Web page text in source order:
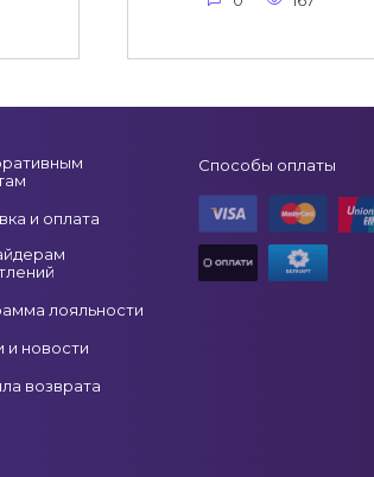
и оплата
лояльности
и новости
возврата
Способы оплаты